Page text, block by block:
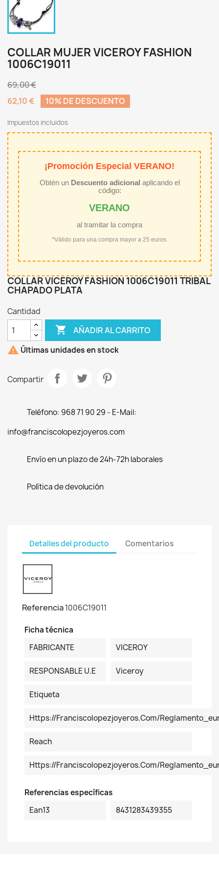
COLLAR MUJER VICEROY FASHION
1006C19011
69,00 €
62,10 €
10% DE DESCUENTO
Impuestos incluidos
¡Promoción Especial VERANO!
Obtén un Descuento adicional aplicando el
código:
VERANO
al tramitar la compra
*Válido para una compra mayor a 25 euros.
COLLAR VICEROY FASHION 1006C19011 TRIBAL
CHAPADO PLATA
Cantidad
 AÑADIR AL CARRITO
 Últimas unidades en stock
Compartir
Teléfono: 968 71 90 29 - E-Mail:
info@franciscolopezjoyeros.com
Envío en un plazo de 24h-72h laborales
Política de devolución
Detalles del producto Comentarios
Referencia1006C19011
Ficha técnica
FABRICANTE
VICEROY
RESPONSABLE U.E Viceroy
Etiqueta
Https://franciscolopezjoyeros.com/
Reach
Https://franciscolopezjoyeros.com/
Referencias específicas
Ean13
8431283439355